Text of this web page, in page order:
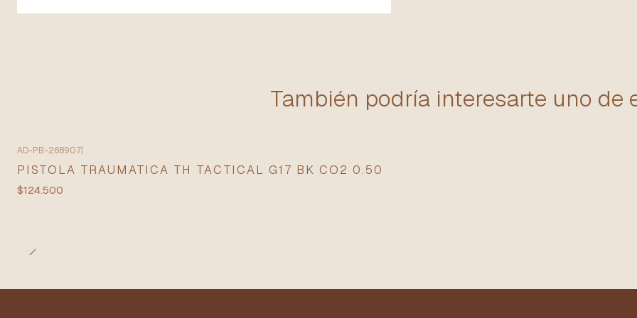
También podría interesarte uno de
AD-PB-268907
PISTOLA TRAUMATICA TH TACTICAL G17 BK CO2 0.50
$124.500